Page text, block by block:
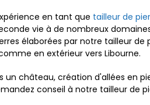
en tant que tailleur de
vie à de nombreux
élaborées par notre tailleur
en extérieur vers Libourne.
un château, création d'allées en
conseil à notre tailleur de